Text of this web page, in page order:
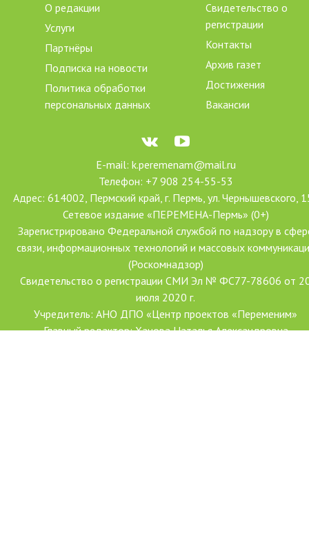
О редакции
Услуги
Партнёры
Подписка на новости
Политика обработки
персональных данных
Свидетельство о
регистрации
Контакты
Архив газет
Достижения
Вакансии
E-mail: k.peremenam@mail.ru
Телефон: +7 908 254-55-53
Адрес: 614002, Пермский край, г. Пермь, ул. Чернышевского,
Сетевое издание «ПЕРЕМЕНА-Пермь» (0+)
Зарегистрировано Федеральной службой по надзору в
связи, информационных технологий и массовых
(Роскомнадзор)
Свидетельство о регистрации СМИ Эл № ФС77-78606 от
июля 2020 г.
Учредитель: АНО ДПО «Центр проектов «Переменим»
Главный редактор: Ханова Наталья Александровна